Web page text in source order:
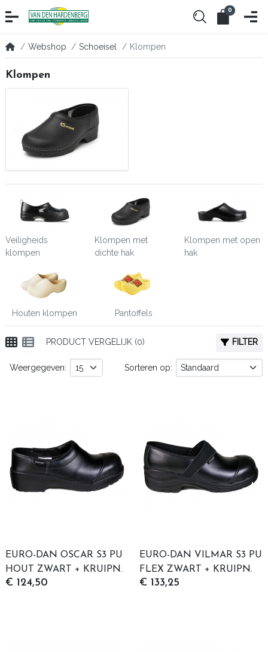
0
Webshop Schoeisel Klompen
Klompen
Veiligheids
klompen
Klompen met
dichte hak
Klompen met open
hak
Houten klompen Pantoffels
FILTER
PRODUCT VERGELIJK (0)
Weergegeven: Sorteren op:
EURO-DAN OSCAR S3 PU
HOUT ZWART + KRUIPN.
D.H. 40
€ 124,50
EURO-DAN VILMAR S3 PU
FLEX ZWART + KRUIPN.
D.H. 40
€ 133,25